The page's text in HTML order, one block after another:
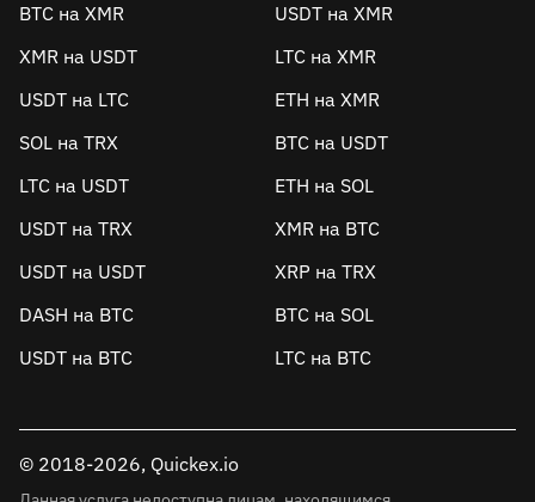
BTC на XMR
USDT на XMR
XMR на USDT
LTC на XMR
USDT на LTC
ETH на XMR
SOL на TRX
BTC на USDT
LTC на USDT
ETH на SOL
USDT на TRX
XMR на BTC
USDT на USDT
XRP на TRX
DASH на BTC
BTC на SOL
USDT на BTC
LTC на BTC
© 2018-2026, Quickex.io